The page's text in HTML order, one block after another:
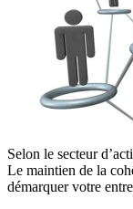
Selon le secteur
Le maintien de la
démarquer votre